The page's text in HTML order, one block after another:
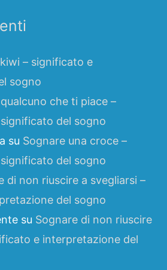
– significato e
sogno
che ti piace –
del sogno
su Sognare una croce –
del sogno
di non riuscire a svegliarsi –
del sogno
su Sognare di non riuscire
e interpretazione del